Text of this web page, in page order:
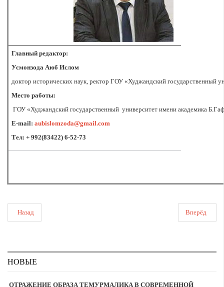
Главный редактор:
Усмонзода Аюб Ислом
доктор исторических наук, ректор ГОУ «Худжандский государственный
Место работы:
ГОУ «Худжандский государственный университет имени академика
E-mail: aubislomzoda@gmail.com
Тел: + 992(83422) 6-52-73
Назад Вперёд
НОВЫЕ
ОТРАЖЕНИЕ ОБРАЗА ТЕМУРМАЛИКА В СОВРЕМЕННОЙ